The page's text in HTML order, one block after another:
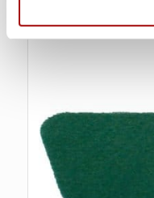
samlat in när du har